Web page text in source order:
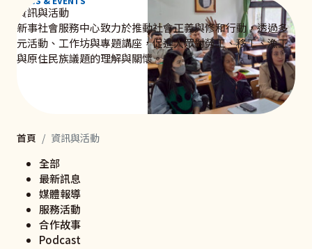
資訊與活動
新事社會服務中心致力於推動社會正義與修和行動，透過多
元活動、工作坊與專題講座，促進大眾對勞工、移工、漁工
與原住民族議題的理解與關懷。
首頁 資訊與活動
全部
最新訊息
媒體報導
服務活動
合作故事
Podcast